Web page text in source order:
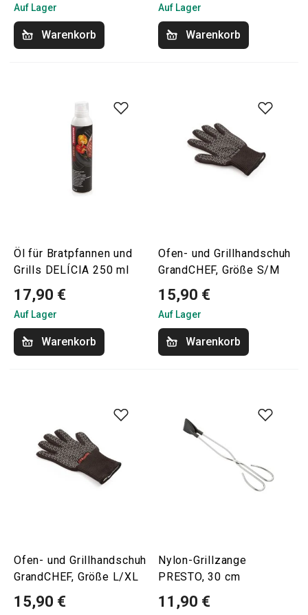
Auf Lager
Warenkorb
Auf Lager
Warenkorb
Öl für Bratpfannen und
Grills DELÍCIA 250 ml
17,90 €
Auf Lager
Warenkorb
Ofen- und Grillhandschuh
GrandCHEF, Größe S/M
15,90 €
Auf Lager
Warenkorb
Ofen- und Grillhandschuh
GrandCHEF, Größe L/XL
15,90 €
Nylon-Grillzange
PRESTO, 30 cm
11,90 €